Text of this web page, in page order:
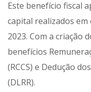
Este benefício fiscal
capital realizados
2023. Com a criação
benefícios
(RCCS) e Dedução
(DLRR).